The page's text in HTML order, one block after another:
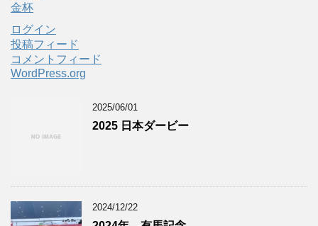
金杯
ログイン
投稿フィード
コメントフィード
WordPress.org
2025/06/01
2025 日本ダービー
2024/12/22